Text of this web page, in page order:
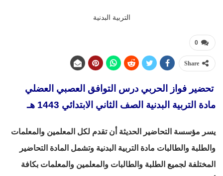
التربية البدنية
0
Share
تحضير فواز الحربي درس التوافق العصبي العضلي
مادة التربية البدنية الصف الثاني الابتدائي 1443 هـ
يسر مؤسسة التحاضير الحديثة أن تقدم لكل المعلمين والمعلمات
والطلبة والطالبات مادة التربية البدنية وتشمل المادة التحاضير
المختلفة لجميع الطلبة والطالبات والمعلمين والمعلمات بكافة